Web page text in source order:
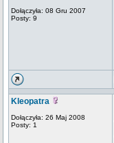
Dołączyła: 08 Gru 2007
Posty: 9
Kleopatra
Dołączyła: 26 Maj 2008
Posty: 1